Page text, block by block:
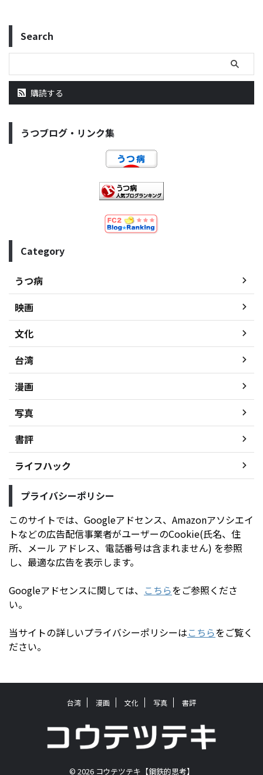
Search
購読する
うつブログ・リンク集
Category
うつ病
映画
文化
台湾
漫画
写真
書評
ライフハック
プライバシーポリシー
このサイトでは、Googleアドセンス、Amazonアソシエイ
トなどの広告配信事業者がユーザーのCookie(氏名、住
所、メール アドレス、電話番号は含まれません) を参照
し、最適な広告を表示します。
Googleアドセンスに関しては、 こちらをご参照くださ
い。
当サイトの詳しいプライバシーポリシーはこちらをご覧く
ださい。
台湾 漫画 文化 写真 書評
© 2026 コウテツテキ【鋼鉄的思考】